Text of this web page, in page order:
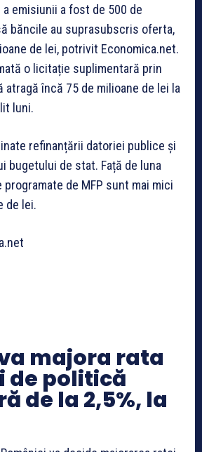
a emisiunii a fost de 500 de
băncile au suprasubscris oferta,
de lei, potrivit Economica.net.
o licitație suplimentară prin
atragă încă 75 de milioane de lei la
luni.
refinanțării datoriei publice și
bugetului de stat. Față de luna
programate de MFP sunt mai mici
de lei.
va majora rata
de politică
de la 2,5%, la